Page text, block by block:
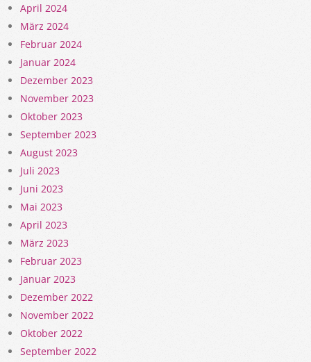
April 2024
März 2024
Februar 2024
Januar 2024
Dezember 2023
November 2023
Oktober 2023
September 2023
August 2023
Juli 2023
Juni 2023
Mai 2023
April 2023
März 2023
Februar 2023
Januar 2023
Dezember 2022
November 2022
Oktober 2022
September 2022